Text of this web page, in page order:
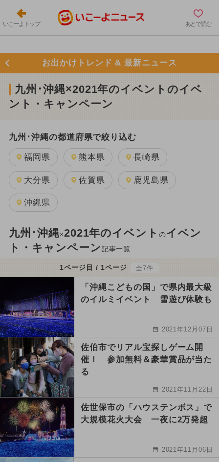
いこーよトップ あとで読む
お出かけトレンド & 最新ニュース
九州･沖縄×2021年のイベントのイベ
ント・キャンペーン
九州･沖縄の都道府県で絞り込む
福岡県 熊本県 長崎県
大分県 佐賀県 鹿児島県
沖縄県
九州･沖縄×2021年のイベントのイベン
ト・キャンペーン記事一覧
1ページ目 / 1ページ 全7件
「沖縄こどもの国」で県内最大級
のイルミイベント 雪遊び体験も
2021年12月07日
佐伯市でリアル宝探しゲーム開
催！ 参加無料＆豪華賞品が当た
る
2021年11月22日
佐世保市の「ハウステンボス」で
大規模花火大会 一夜に2万発超
2021年11月06日